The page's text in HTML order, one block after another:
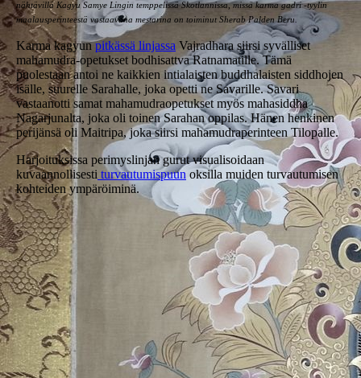
nähtävillä Kagyu Samye Lingin temppelissä Skotlannissa, missä karma gadri -tyylin
maalausperinteestä vastaavana mestarina on toiminut Sherab Palden Beru.
Karma kagyunpitkässä linjassa Vajradhara siirsi syvälliset
mahamudra-opetukset bodhisattva Ratnamatille. Tämä
puolestaan antoi ne kaikkien intialaisten buddhalaisten siddhojen
isälle, suurelle Sarahalle, joka opetti ne Savarille. Savari
vastaanotti samat mahamudraopetukset myös mahasiddha
Nagarjunalta, joka oli toinen Sarahan oppilas. Hänen henkinen
perijänsä oli Maitripa, joka siirsi mahamudraperinteen Tilopalle.
Harjoituksissa perimyslinjan gurut visualisoidaan
kuvaannollisesti turvautumispuun oksilla muiden turvautumisen
kohteiden ympäröiminä.